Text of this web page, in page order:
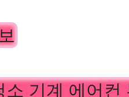
소 기계 에어